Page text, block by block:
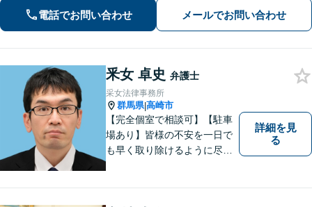
もご相談ください。
電話でお問い合わせ メールでお問い合わせ
釆女 卓史 弁護士
采女法律事務所
群馬県|高崎市
【完全個室で相談可】【駐車
場あり】皆様の不安を一日で
も早く取り除けるように尽力
詳細を見
る